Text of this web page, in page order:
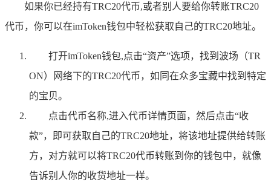
如果你已经持有TRC20代币,或者别人要给你转账TRC20
代币，你可以在imToken钱包中轻松获取自己的TRC20地址。
打开imToken钱包,点击“资产”选项，找到波场（TR
ON）网络下的TRC20代币，如同在众多宝藏中找到特定
的宝贝。
点击代币名称,进入代币详情页面，然后点击“收
款”，即可获取自己的TRC20地址，将该地址提供给转账
方，对方就可以将TRC20代币转账到你的钱包中，就像
告诉别人你的收货地址一样。